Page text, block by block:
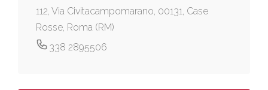
112, Via Civitacampomarano, 00131, Case
Rosse, Roma (RM)
338 2895506